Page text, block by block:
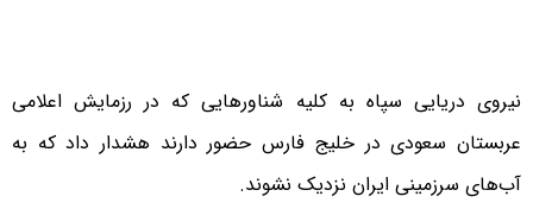
نیروی دریایی سپاه به کلیه شناورهایی که در رزمایش اعلامی
عربستان سعودی در خلیج فارس حضور دارند هشدار داد که به
آب‌های سرزمینی ایران نزدیک نشوند.